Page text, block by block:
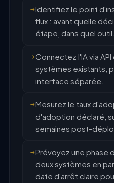
Identifiez le point
flux : avant quelle
étape, dans quel outil.
Connectez l'IA via
systèmes existants,
interface séparée.
Mesurez le taux
d'adoption déclaré,
semaines post-
Prévoyez une phase
deux systèmes en
date d'arrêt claire